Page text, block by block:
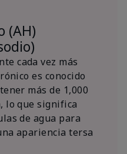
(AH)
cada vez más
es conocido
más de 1,000
lo que significa
de agua para
apariencia tersa